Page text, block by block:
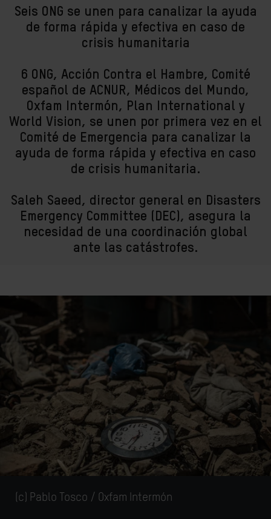
Seis ONG se unen para canalizar la ayuda
de forma rápida y efectiva en caso de
crisis humanitaria
6 ONG, Acción Contra el Hambre, Comité
español de ACNUR, Médicos del Mundo,
Oxfam Intermón, Plan International y
World Vision, se unen por primera vez en el
Comité de Emergencia para canalizar la
ayuda de forma rápida y efectiva en caso
de crisis humanitaria.
Saleh Saeed, director general en Disasters
Emergency Committee (DEC), asegura la
necesidad de una coordinación global
ante las catástrofes.
(c) Pablo Tosco / Oxfam Intermón